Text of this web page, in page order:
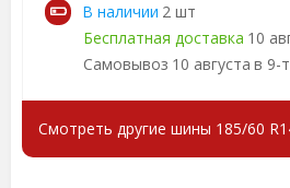
В наличии 2 шт
Бесплатная доставка 10
Самовывоз 10 августа в 9-
Смотреть другие шины 185/60